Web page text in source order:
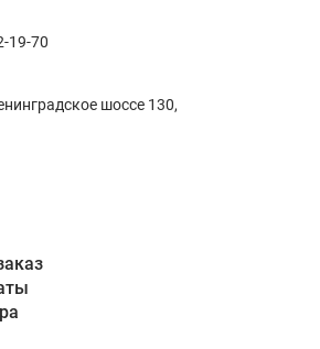
19-70
шоссе 130,